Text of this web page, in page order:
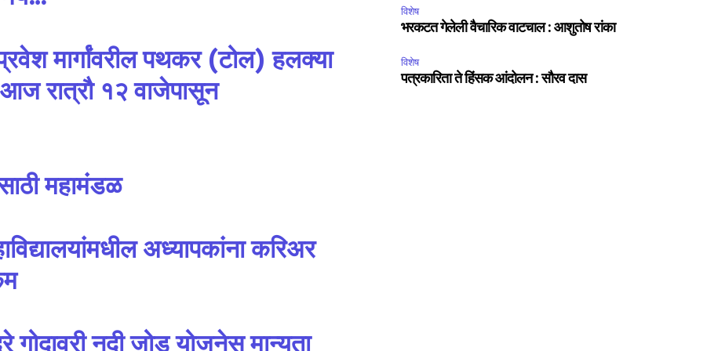
of
be part
is safe with us.
मार्गांवरील पथकर (टोल) हलक्या
आज रात्रौ १२ वाजेपासून
महामंडळ
अध्यापकांना करिअर
गोदावरी नदी जोड योजनेस मान्यता
विशेष
भरकटत गेलेली वैचारिक वाटचाल : आशुतोष रांका
विशेष
पत्रकारिता ते हिंसक आंदोलन : सौरव दास